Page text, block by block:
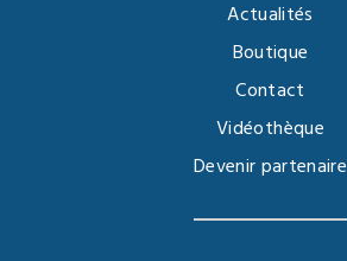
Actualités
Boutique
Contact
Vidéothèque
Devenir partenaire